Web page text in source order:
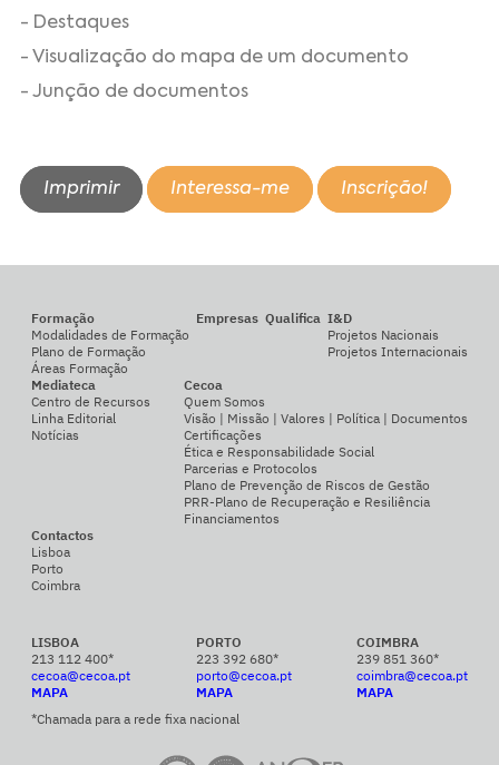
- Destaques
- Visualização do mapa de um documento
- Junção de documentos
Imprimir Interessa-me Inscrição!
Formação
Modalidades de Formação
Plano de Formação
Áreas Formação
Empresas Qualifica I&D
Projetos Nacionais
Projetos Internacionais
Mediateca
Centro de Recursos
Linha Editorial
Notícias
Cecoa
Quem Somos
Visão | Missão | Valores | Política | Documentos
Certificações
Ética e Responsabilidade Social
Parcerias e Protocolos
Plano de Prevenção de Riscos de Gestão
PRR-Plano de Recuperação e Resiliência
Financiamentos
Contactos
Lisboa
Porto
Coimbra
LISBOA
213 112 400*
cecoa@cecoa.pt
MAPA
PORTO
223 392 680*
porto@cecoa.pt
MAPA
COIMBRA
239 851 360*
coimbra@cecoa.pt
MAPA
*Chamada para a rede fixa nacional